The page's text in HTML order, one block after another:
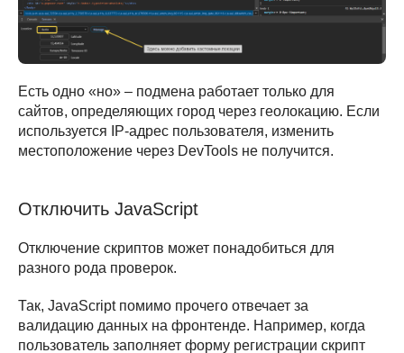
Есть одно «но» – подмена работает только для
сайтов, определяющих город через геолокацию. Если
используется IP-адрес пользователя, изменить
местоположение через DevTools не получится.
Отключить JavaScript
Отключение скриптов может понадобиться для
разного рода проверок.
Так, JavaScript помимо прочего отвечает за
валидацию данных на фронтенде. Например, когда
пользователь заполняет форму регистрации скрипт
Написать нам
Настя Софи Катя
Сотрудничество
Заказать
Проекты школы
Курс «Инженер